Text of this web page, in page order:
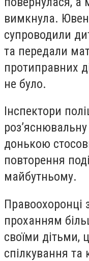
вимкнула.
супроводили
та передали
протиправних
не було.
Інспектори
роз’яснювальну
донькою
повторення
майбутньому.
Правоохоронці
проханням
своїми дітьми,
спілкування та